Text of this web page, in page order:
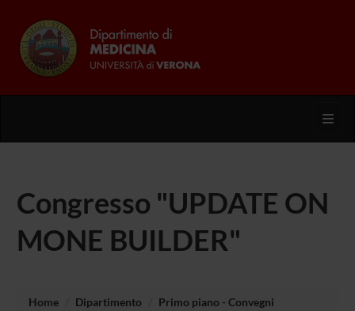
Congresso "UPDATE ON
MONE BUILDER"
Home Dipartimento
Primo piano - Convegni